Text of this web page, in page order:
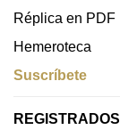
Réplica en PDF
Hemeroteca
Suscríbete
REGISTRADOS